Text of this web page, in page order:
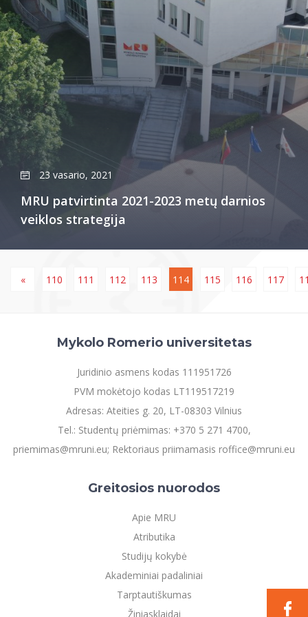
23 vasario, 2021
MRU patvirtinta 2021-2023 metų darnios
veiklos strategija
« 110 111 112 113 114 115 116 117
Mykolo Romerio universitetas
Juridinio asmens kodas 111951726
PVM mokėtojo kodas LT119517219
Adresas: Ateities g. 20, LT-08303 Vilnius
Tel.: Studentų priėmimas: +370 5 271 4700,
priemimas@mruni.eu; Rektoriaus priimamasis roffice@mruni.eu
Greitosios nuorodos
Apie MRU
Atributika
Studijų kokybė
Akademiniai padaliniai
Tarptautiškumas
Žiniasklaidai